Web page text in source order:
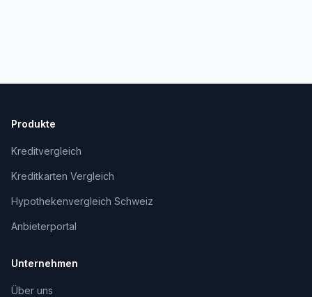
Produkte
Kreditvergleich
Kreditkarten Vergleich
Hypothekenvergleich Schweiz
Anbieterportal
Unternehmen
Über uns